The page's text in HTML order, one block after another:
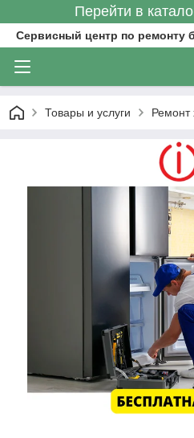
Перейти в
Сервисный центр по ремонту
Товары и услуги Ремонт